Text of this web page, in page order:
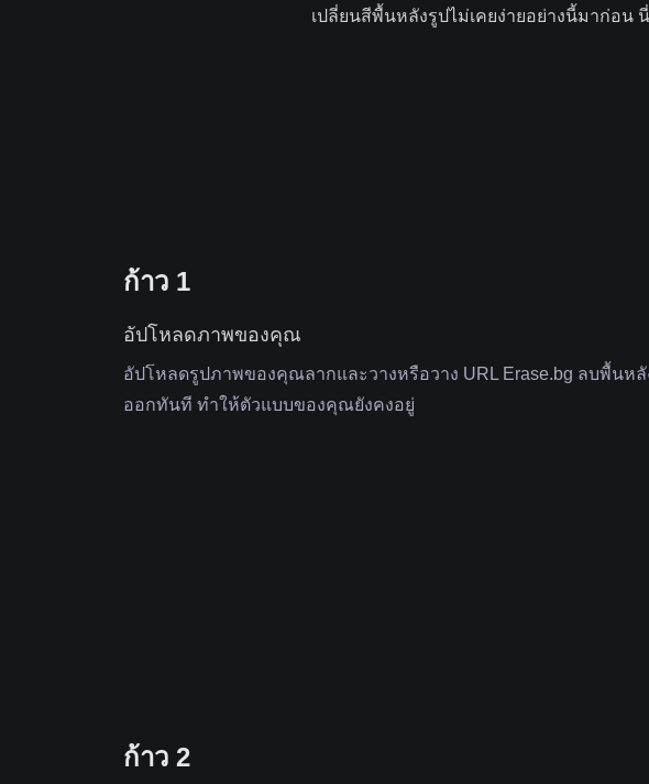
เปลี่ยนสีพื้นหลังรูปไม่เคยง่ายอย่างนี้มาก่อ
ก้าว 1
อัปโหลดภาพของคุณ
อัปโหลดรูปภาพของคุณลากและวางหรือวาง URL Erase.bg ลบพื้นห
ออกทันที ทําให้ตัวแบบของคุณยังคงอยู่
ก้าว 2